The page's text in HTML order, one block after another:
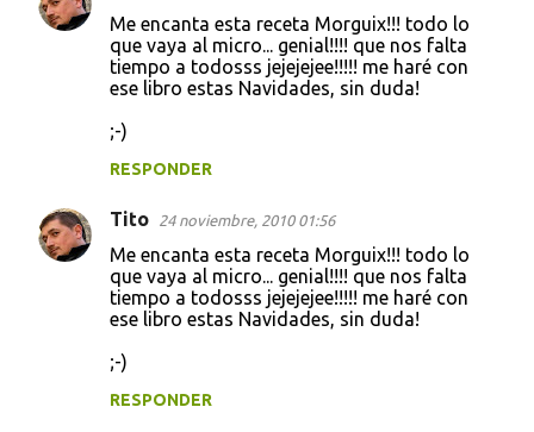
Me encanta esta receta Morguix!!! todo lo
que vaya al micro... genial!!!! que nos falta
tiempo a todosss jejejejee!!!!! me haré con
ese libro estas Navidades, sin duda!
;-)
RESPONDER
Tito 24 noviembre, 2010 01:56
Me encanta esta receta Morguix!!! todo lo
que vaya al micro... genial!!!! que nos falta
tiempo a todosss jejejejee!!!!! me haré con
ese libro estas Navidades, sin duda!
;-)
RESPONDER